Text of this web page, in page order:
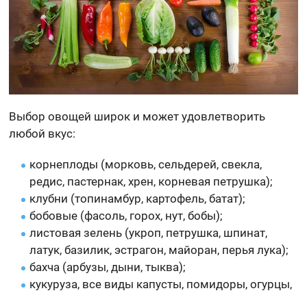
Выбор овощей широк и может удовлетворить
любой вкус:
корнеплоды (морковь, сельдерей, свекла,
редис, пастернак, хрен, корневая петрушка);
клубни (топинамбур, картофель, батат);
бобовые (фасоль, горох, нут, бобы);
листовая зелень (укроп, петрушка, шпинат,
латук, базилик, эстрагон, майоран, перья лука);
бахча (арбузы, дыни, тыква);
кукуруза, все виды капусты, помидоры, огурцы,